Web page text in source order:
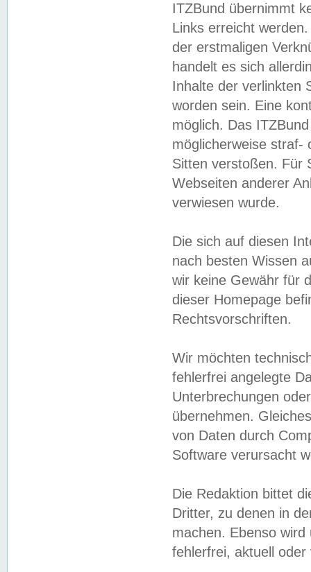
ITZBund übernimmt
Links erreicht
der erstmaligen
handelt es sich
Inhalte der verlinkten
worden sein. Eine
möglich. Das
möglicherweise straf-
Sitten verstoßen. Für
Webseiten anderer
verwiesen wurde.
Die sich auf diesen
nach besten Wissen
wir keine Gewähr für
dieser Homepage
Rechtsvorschriften.
Wir möchten
fehlerfrei angelegte
Unterbrechungen
übernehmen.
von Daten durch
Software verursacht
Die Redaktion bittet
Dritter, zu denen in
machen. Ebenso
fehlerfrei, aktuell oder